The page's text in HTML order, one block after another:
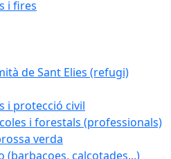
i fires
de Sant Elies (refugi)
i protecció civil
i forestals (professionals)
verda
(barbacoes, calçotades...)